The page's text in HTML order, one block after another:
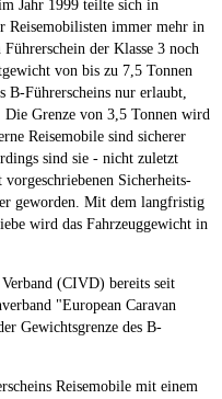
Jahr 1999 teilte sich in
Reisemobilisten immer mehr in
der Klasse 3 noch
von bis zu 7,5 Tonnen
B-Führerscheins nur erlaubt,
Grenze von 3,5 Tonnen wird
Reisemobile sind sicherer
sind sie - nicht zuletzt
Sicherheits-
geworden. Mit dem langfristig
wird das Fahrzeuggewicht in
(CIVD) bereits seit
"European Caravan
Gewichtsgrenze des B-
Reisemobile mit einem